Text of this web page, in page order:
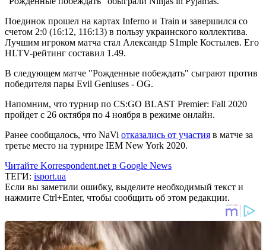
Поединок прошел на картах Inferno и Train и завершился со
счетом 2:0 (16:12, 116:13) в пользу украинского коллектива.
Лучшим игроком матча стал Александр S1mple Костылев. Его
HLTV-рейтинг составил 1.49.
В следующем матче "Рожденные побеждать" сыграют против
победителя пары Evil Geniuses - OG.
Напомним, что турнир по CS:GO BLAST Premier: Fall 2020
пройдет с 26 октября по 4 ноября в режиме онлайн.
Ранее сообщалось, что NaVi отказались от участия в матче за
третье место на турнире IEM New York 2020.
Читайте Korrespondent.net в Google News
ТЕГИ: isport.ua
Если вы заметили ошибку, выделите необходимый текст и
нажмите Ctrl+Enter, чтобы сообщить об этом редакции.